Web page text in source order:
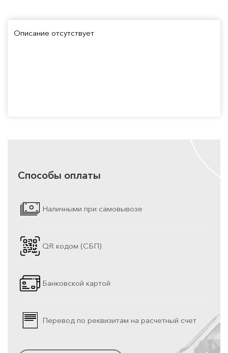
Описание отсутствует
Способы оплаты
Наличными при самовывозе
QR кодом (СБП)
Банковской картой
Перевод по реквизитам на расчетный счет